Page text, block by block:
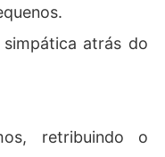
atrás do
retribuindo o